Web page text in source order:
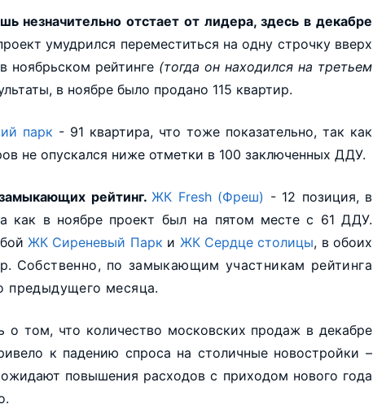
незначительно отстает от лидера, здесь в декабре
умудрился переместиться на одну строчку вверх
ноябрьском рейтинге (тогда он находился на третьем
в ноябре было продано 115 квартир.
парк - 91 квартира, что тоже показательно, так как
не опускался ниже отметки в 100 заключенных ДДУ.
рейтинг.ЖК Fresh (Фреш) - 12 позиция, в
как в ноябре проект был на пятом месте с 61 ДДУ.
ЖК Сиреневый Парк и ЖК Сердце столицы, в обоих
Собственно, по замыкающим участникам рейтинга
предыдущего месяца.
о том, что количество московских продаж в декабре
к падению спроса на столичные новостройки –
повышения расходов с приходом нового года